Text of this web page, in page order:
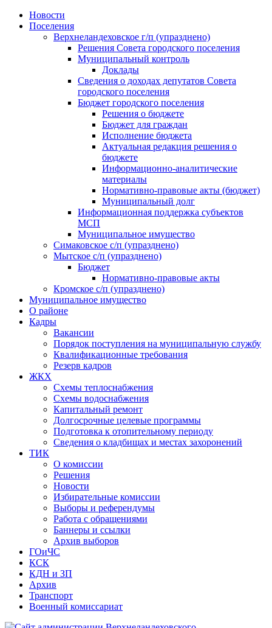
Skip
Новости
Поселения
Верхнеландеховское г/п (упразднено)
Решения Совета городского поселения
Муниципальный контроль
Доклады
Сведения о доходах депутатов Совета
городского поселения
Бюджет городского поселения
Решения о бюджете
Бюджет для граждан
Исполнение бюджета
Актуальная редакция решения о
бюджете
Информационно-аналитические
материалы
Нормативно-правовые акты (бюджет)
Муниципальный долг
Информационная поддержка субъектов
МСП
Муниципальное имущество
Симаковское с/п (упразднено)
Мытское с/п (упразднено)
Бюджет
Нормативно-правовые акты
Кромское с/п (упразднено)
Муниципальное имущество
О районе
Кадры
Вакансии
Порядок поступления на муниципальную службу
Квалификационные требования
Резерв кадров
ЖКХ
Схемы теплоснабжения
Схемы водоснабжения
Капитальный ремонт
Долгосрочные целевые программы
Подготовка к отопительному периоду
Сведения о кладбищах и местах захоронений
ТИК
О комиссии
Решения
Новости
Избирательные комиссии
Выборы и референдумы
Работа с обращениями
Баннеры и ссылки
Архив выборов
ГОиЧС
КСК
КДН и ЗП
Архив
Транспорт
Военный комиссариат